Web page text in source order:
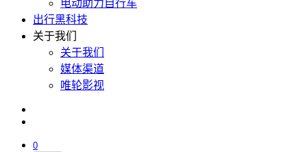
电动助力自行车
出行黑科技
关于我们
关于我们
媒体渠道
唯轮影视
0